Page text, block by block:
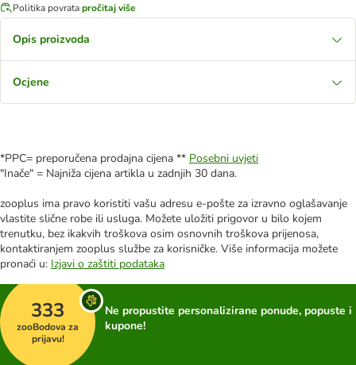
Politika povratapročitaj više
Opis proizvoda
Ocjene
*PPC= preporučena prodajna cijena ** Posebni uvjeti
"Inače" = Najniža cijena artikla u zadnjih 30 dana.
zooplus ima pravo koristiti vašu adresu e-pošte za izravno oglašavanje
vlastite slične robe ili usluga. Možete uložiti prigovor u bilo kojem
trenutku, bez ikakvih troškova osim osnovnih troškova prijenosa,
kontaktiranjem zooplus službe za korisničke. Više informacija možete
pronaći u: Izjavi o zaštiti podataka
333
zooBodova za
prijavu!
Ne propustite personalizirane ponude, popuste i
kupone!